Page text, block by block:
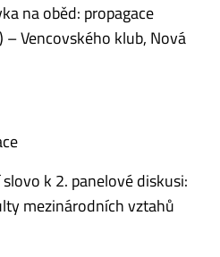
na oběd: propagace
Vencovského klub, Nová
k 2. panelové diskusi:
mezinárodních vztahů